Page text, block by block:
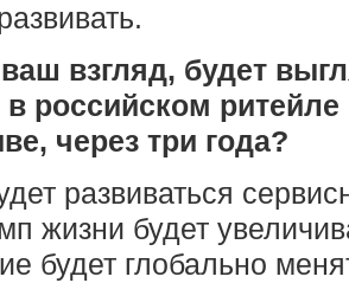
взгляд, будет
в российском
через три года?
развиваться
жизни будет
будет глобально